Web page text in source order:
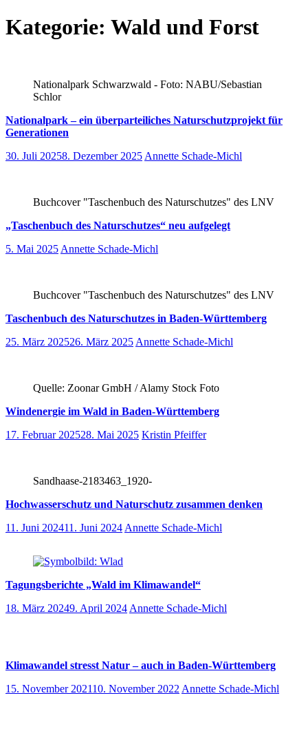
Kategorie: Wald und Forst
Nationalpark Schwarzwald - Foto: NABU/Sebastian
Schlor
Nationalpark – ein überparteiliches Naturschutzprojekt für
Generationen
30. Juli 20258. Dezember 2025 Annette Schade-Michl
Buchcover "Taschenbuch des Naturschutzes" des LNV
„Taschenbuch des Naturschutzes“ neu aufgelegt
5. Mai 2025 Annette Schade-Michl
Buchcover "Taschenbuch des Naturschutzes" des LNV
Taschenbuch des Naturschutzes in Baden-Württemberg
25. März 202526. März 2025 Annette Schade-Michl
Quelle: Zoonar GmbH / Alamy Stock Foto
Windenergie im Wald in Baden-Württemberg
17. Februar 202528. Mai 2025 Kristin Pfeiffer
Sandhaase-2183463_1920-
Hochwasserschutz und Naturschutz zusammen denken
11. Juni 202411. Juni 2024 Annette Schade-Michl
Tagungsberichte „Wald im Klimawandel“
18. März 20249. April 2024 Annette Schade-Michl
Klimawandel stresst Natur – auch in Baden-Württemberg
15. November 202110. November 2022 Annette Schade-Michl